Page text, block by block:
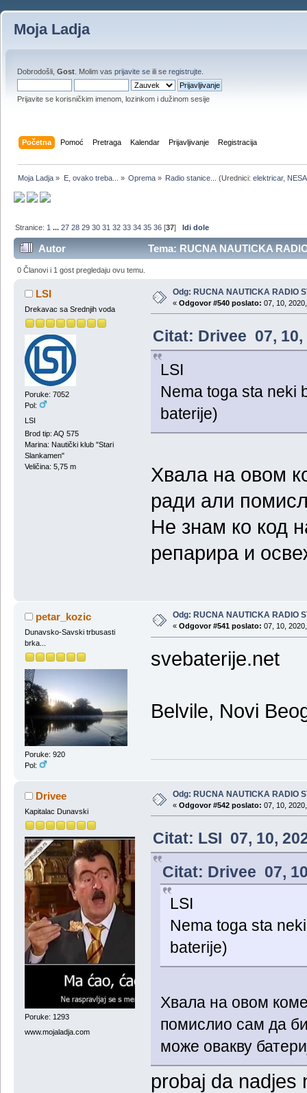
Moja Ladja
Dobrodošli, Gost . Molim vas prijavite se ili se registrujte
Prijavite se korisničkim imenom, lozinkom i dužinom sesije
Početna Pomoć Pretraga Kalendar Prijavljivanje Registracija
Moja Ladja » E, ovako treba... » Oprema» Radio stanice... (Urednici:elektricar,
Stranice: 1 ...27 28 29 30 31 32 33 34 35 36 [37]Idi dole
Autor Tema: RUCNA NAUTICKA
0 Članovi i 1 gost pregledaju ovu temu.
LSI
Drekavac sa Srednjih voda
Poruke: 7052
Pol:
LSI
Brod tip: AQ 575
Marina: Nautički klub "Stari
Slankamen"
Veličina: 5,75 m
Odg: RUCNA NAUTICKA RADIO
« Odgovor #540 poslato: 07, 10,
Citat: Drivee 07, 10,
LSI
Nema toga sta neki
baterije)
Хвала на овом
ради али
Не знам ко код
репарира и
petar_kozic
Dunavsko-Savski trbusasti
brka...
Poruke: 920
Pol:
Odg: RUCNA NAUTICKA RADIO
« Odgovor #541 poslato: 07, 10,
svebaterije.net
Belvile, Novi
Drivee
Kapitalac Dunavski
Poruke: 1293
www.mojaladja.com
Odg: RUCNA NAUTICKA RADIO
« Odgovor #542 poslato: 07, 10,
Citat: LSI 07, 10,
Citat: Drivee 07,
LSI
Nema toga sta
baterije)
Хвала на овом
помислио сам да
може овакву
probaj da nadjes